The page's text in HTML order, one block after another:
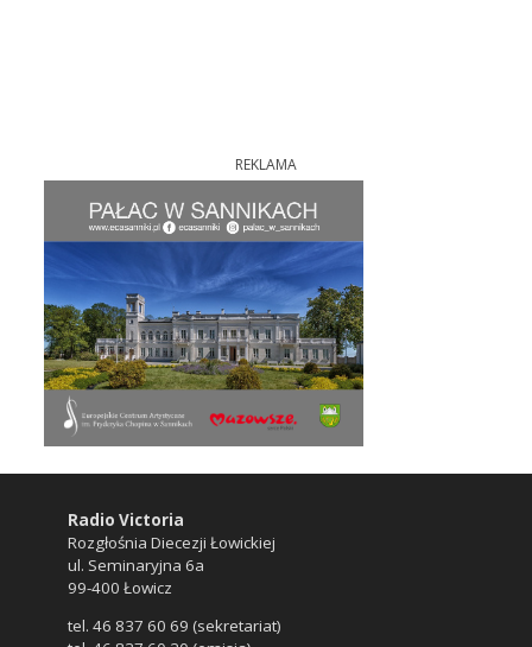
REKLAMA
Radio Victoria
Rozgłośnia Diecezji Łowickiej
ul. Seminaryjna 6a
99-400 Łowicz
tel. 46 837 60 69 (sekretariat)